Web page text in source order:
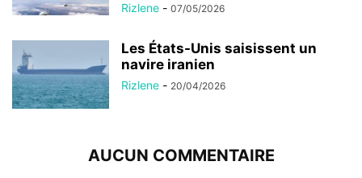
Rizlene - 07/05/2026
Les États-Unis saisissent un
navire iranien
Rizlene - 20/04/2026
AUCUN COMMENTAIRE